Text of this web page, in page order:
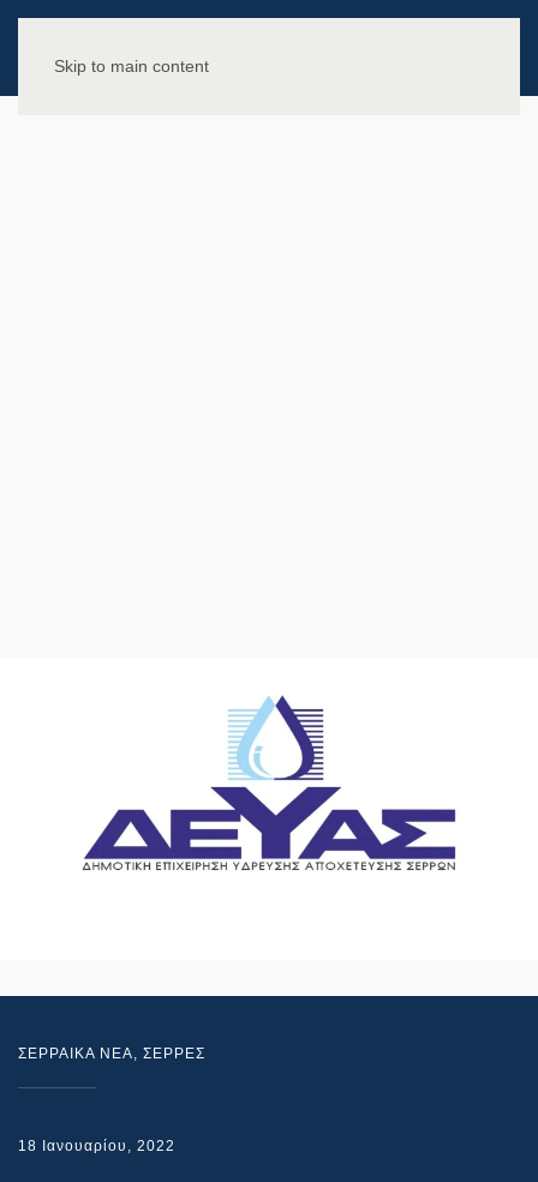
Skip to main content
ΣΕΡΡΑΙΚΑ ΝΕΑ, ΣΕΡΡΕΣ
18 Ιανουαρίου, 2022